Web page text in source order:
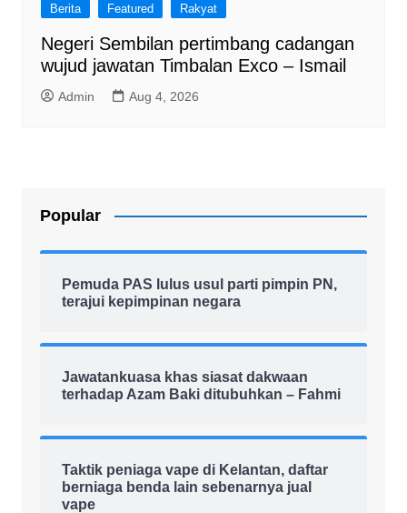
Berita Featured Rakyat
Negeri Sembilan pertimbang cadangan
wujud jawatan Timbalan Exco – Ismail
Admin Aug 4, 2026
Popular
Pemuda PAS lulus usul parti pimpin PN,
terajui kepimpinan negara
Jawatankuasa khas siasat dakwaan
terhadap Azam Baki ditubuhkan – Fahmi
Taktik peniaga vape di Kelantan, daftar
berniaga benda lain sebenarnya jual
vape